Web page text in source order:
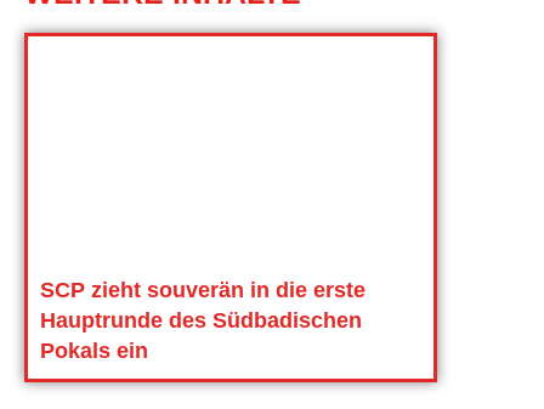
SCP zieht souverän in die erste
Hauptrunde des Südbadischen
Pokals ein